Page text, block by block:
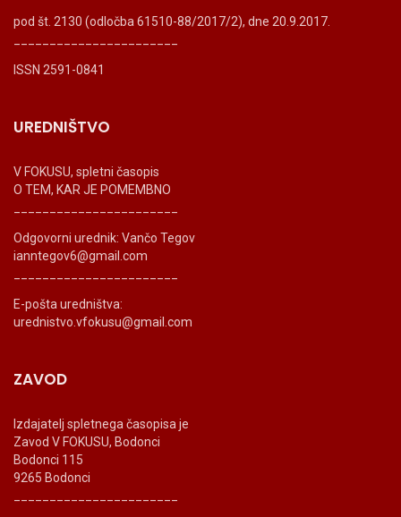
pod št. 2130 (odločba 61510-88/2017/2), dne 20.9.2017.
ISSN 2591-0841
UREDNIŠTVO
V FOKUSU, spletni časopis
O TEM, KAR JE POMEMBNO
Odgovorni urednik: Vančo Tegov
ianntegov6@gmail.com
E-pošta uredništva:
urednistvo.vfokusu@gmail.com
ZAVOD
Izdajatelj spletnega časopisa je
Zavod V FOKUSU, Bodonci
Bodonci 115
9265 Bodonci